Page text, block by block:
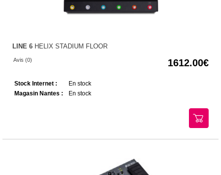
LINE 6 HELIX STADIUM FLOOR
Avis (0) 1612.00
Stock Internet :
En stock
Magasin Nantes :
En stock